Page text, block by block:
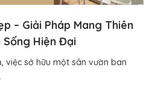
– Giải Pháp Mang Thiên
Sống Hiện Đại
việc sở hữu một sân vườn ban